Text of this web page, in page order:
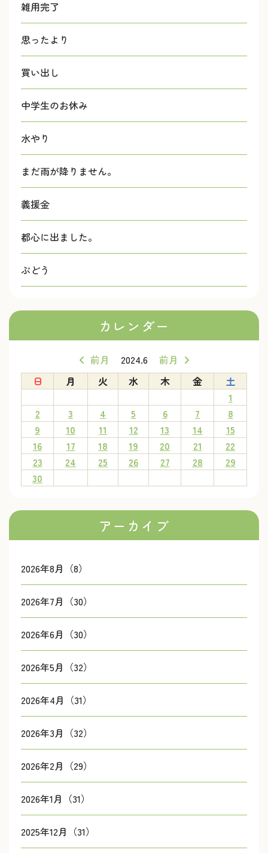
雑用完了
思ったより
買い出し
中学生のお休み
水やり
まだ雨が降りません。
義援金
都心に出ました。
ぶどう
カレンダー
前月 2024.6
前月
日
月 火 水 木 金
土
1
2
3 4 5 6 7
8
9
10 11 12 13 14
15
16
17 18 19 20 21
22
23
24 25 26 27 28
29
30
アーカイブ
2026年8月（8）
2026年7月（30）
2026年6月（30）
2026年5月（32）
2026年4月（31）
2026年3月（32）
2026年2月（29）
2026年1月（31）
2025年12月（31）